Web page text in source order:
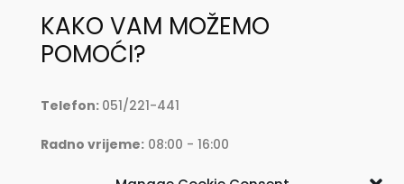
KAKO VAM MOŽEMO
POMOĆI?
Telefon: 051/221-441
Radno vrijeme:08:00 - 16:00